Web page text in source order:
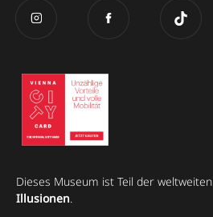
Dieses Museum ist Teil der weltweiten
Illusionen.